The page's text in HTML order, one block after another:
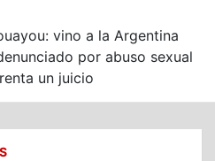
vino a la Argentina
por abuso sexual
un juicio